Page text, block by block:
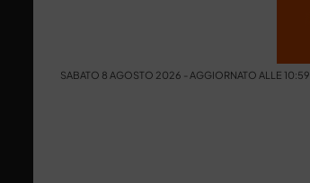
SABATO 8 AGOSTO 2026 - AGGIORNATO ALLE 10:59